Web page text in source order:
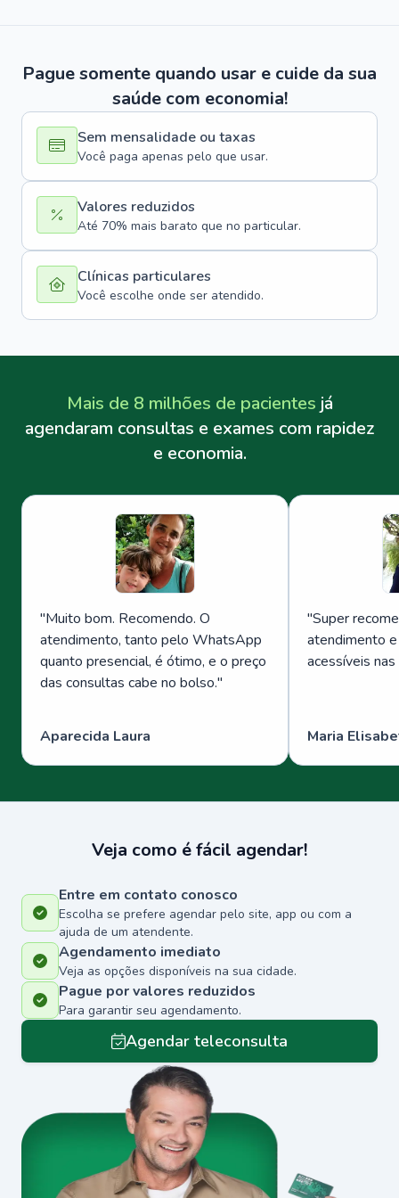
Pague somente quando usar e cuide da sua
saúde com economia!
Sem mensalidade ou taxas
Você paga apenas pelo que usar.
Valores reduzidos
Até 70% mais barato que no particular.
Clínicas particulares
Você escolhe onde ser atendido.
Mais de 8 milhões de pacientes já
agendaram consultas e exames com rapidez
e economia.
"Muito bom. Recomendo. O
atendimento, tanto pelo WhatsApp
quanto presencial, é ótimo, e o preço
das consultas cabe no bolso."
Aparecida Laura
"Super
atendimento
acessíveis
Maria
Veja como é fácil agendar!
Entre em contato conosco
Escolha se prefere agendar pelo site, app ou com a
ajuda de um atendente.
Agendamento imediato
Veja as opções disponíveis na sua cidade.
Pague por valores reduzidos
Para garantir seu agendamento.
Agendar teleconsulta